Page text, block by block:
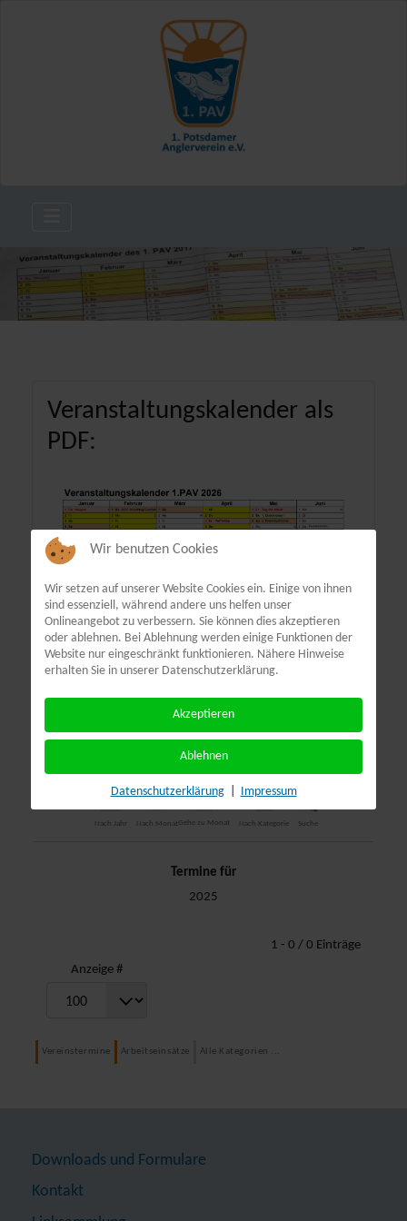
Veranstaltungskalender als
PDF:
Terminübersicht
Nach Jahr Nach MonatGehe zu Monat Nach Kategorie Suche
Termine für
2025
Limite der Paginierungsliste
1 - 0 / 0 Einträge
Anzeige #
Vereinstermine Arbeitseinsätze Alle Kategorien ...
Downloads und Formulare
Kontakt
Wir benutzen Cookies
Wir setzen auf unserer Website Cookies ein. Einige von ihnen
sind essenziell, während andere uns helfen unser
Onlineangebot zu verbessern. Sie können dies akzeptieren
oder ablehnen. Bei Ablehnung werden einige Funktionen der
Website nur eingeschränkt funktionieren. Nähere Hinweise
erhalten Sie in unserer Datenschutzerklärung.
Akzeptieren
Ablehnen
Datenschutzerklärung Impressum